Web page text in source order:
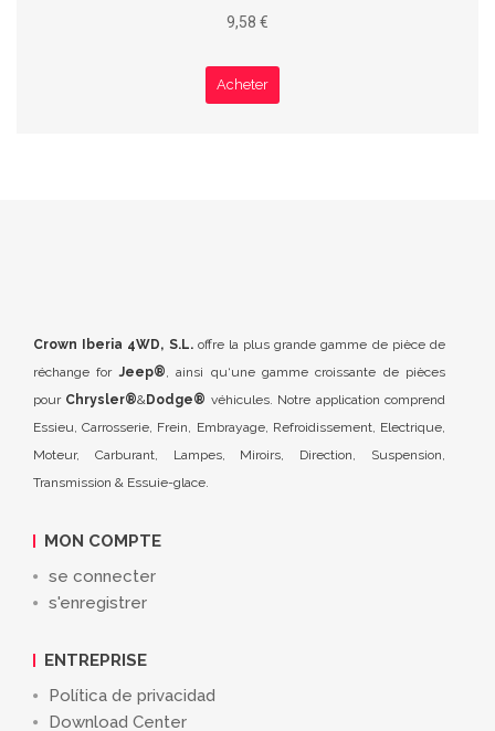
9,58 €
Acheter
Crown Iberia 4WD, S.L.offre la plus grande gamme de pièce de
réchange forJeep®, ainsi qu‘une gamme croissante de pièces
pour Chrysler®&Dodge® véhicules. Notre application comprend
Essieu, Carrosserie, Frein, Embrayage, Refroidissement, Electrique,
Moteur, Carburant, Lampes, Miroirs, Direction, Suspension,
Transmission & Essuie-glace.
MON COMPTE
se connecter
s'enregistrer
ENTREPRISE
Política de privacidad
Download Center